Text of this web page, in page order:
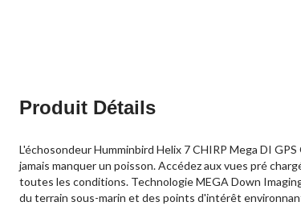
Produit Détails
L'échosondeur Humminbird Helix 7 CHIRP Mega DI
jamais manquer un poisson. Accédez aux vues pré
toutes les conditions. Technologie MEGA Down
du terrain sous-marin et des points d'intérêt